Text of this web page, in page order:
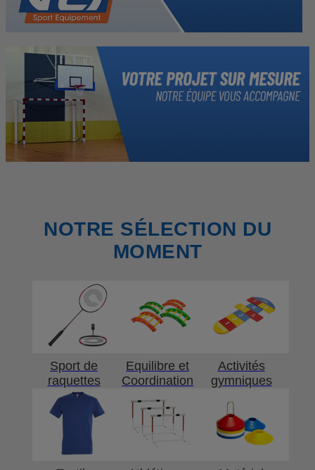
NOTRE SÉLECTION DU
MOMENT
Sport de
raquettes
Equilibre et
Coordination
Activités
gymniques